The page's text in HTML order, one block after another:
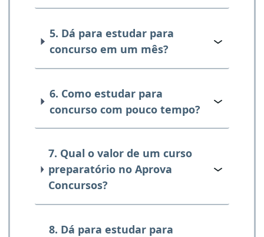
5. Dá para estudar para
concurso em um mês?
6. Como estudar para
concurso com pouco tempo?
7. Qual o valor de um curso
preparatório no Aprova
Concursos?
8. Dá para estudar para